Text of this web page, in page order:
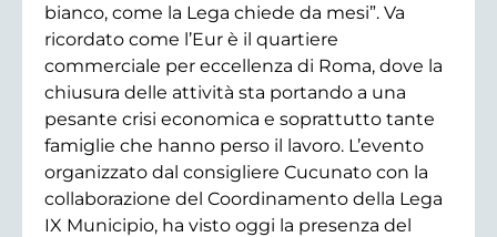
bianco, come la Lega chiede da mesi”. Va
ricordato come l’Eur è il quartiere
commerciale per eccellenza di Roma, dove la
chiusura delle attività sta portando a una
pesante crisi economica e soprattutto tante
famiglie che hanno perso il lavoro. L’evento
organizzato dal consigliere Cucunato con la
collaborazione del Coordinamento della Lega
IX Municipio, ha visto oggi la presenza del